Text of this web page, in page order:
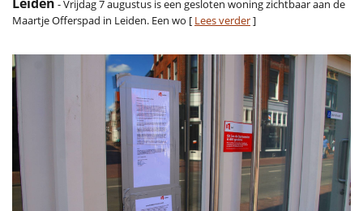
- Vrijdag 7 augustus is een gesloten woning zichtbaar aan de
Maartje Offerspad in Leiden. Een wo [ Lees verder]